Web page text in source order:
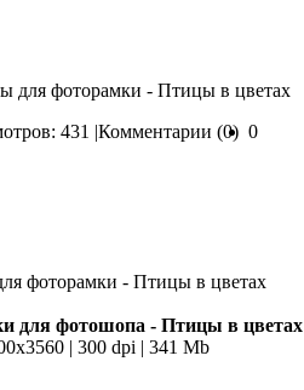
для фоторамки - Птицы в цветах
431 |Комментарии (0) 0
для фотошопа - Птицы в цветах
| 300 dpi | 341 Mb